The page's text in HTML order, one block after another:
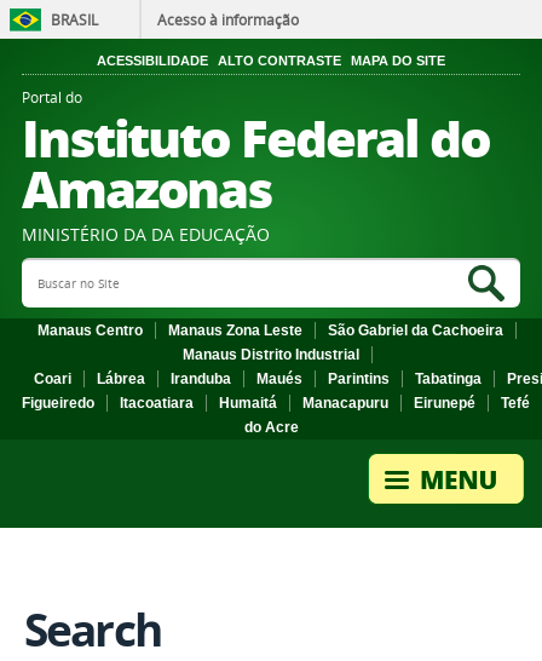
BRASIL Acesso à informação
ACESSIBILIDADE ALTO CONTRASTE MAPA DO SITE
Portal do
Instituto Federal do
Amazonas
MINISTÉRIO DA DA EDUCAÇÃO
Search Site
Manaus Centro Manaus Zona Leste
São Gabriel da Cachoeira
Manaus Distrito Industrial
Coari
Lábrea Iranduba Maués Parintins Tabatinga
Figueiredo
Itacoatiara Humaitá Manacapuru Eirunepé
Tefé
do Acre
Search